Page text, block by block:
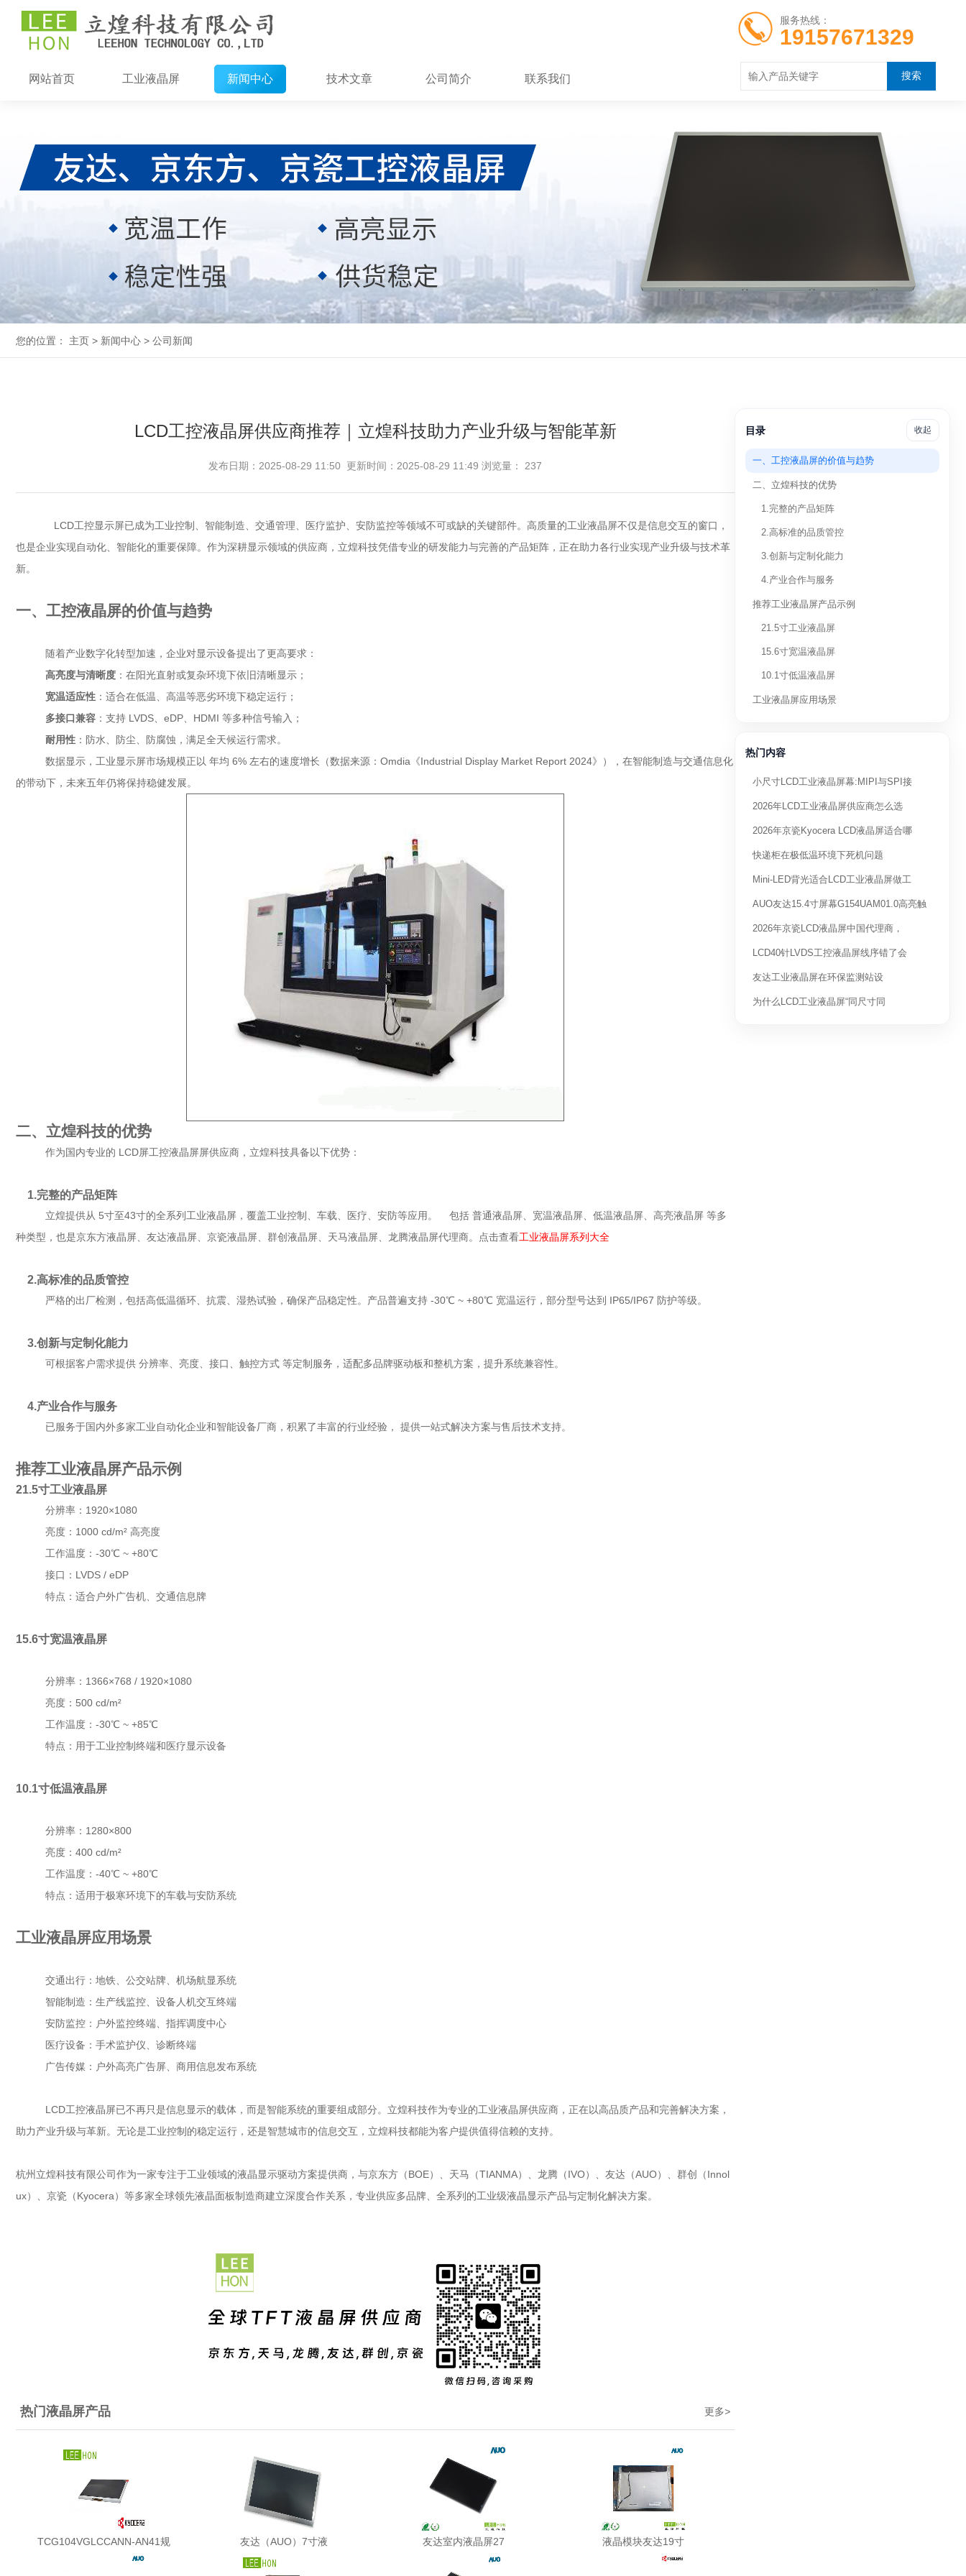
服务热线：
19157671329
网站首页 工业液晶屏 新闻中心 技术文章 公司简介 联系我们
您的位置： 主页 > 新闻中心 > 公司新闻
LCD工控液晶屏供应商推荐｜立煌科技助力产业升级与智能革新
发布日期：2025-08-29 11:50 更新时间：2025-08-29 11:49 浏览量： 237
LCD工控显示屏已成为工业控制、智能制造、交通管理、医疗监护、安防监控等领域不可或缺的关键部件。高质量的工业液晶屏不仅是信息交互的窗口，
也是企业实现自动化、智能化的重要保障。作为深耕显示领域的供应商， 立煌科技凭借专业的研发能力与完善的产品矩阵，正在助力各行业实现产业升级与技术革
新。
一、工控液晶屏的价值与趋势
随着产业数字化转型加速，企业对显示设备提出了更高要求：
高亮度与清晰度 ：在阳光直射或复杂环境下依旧清晰显示；
宽温适应性 ：适合在低温、高温等恶劣环境下稳定运行；
多接口兼容 ：支持 LVDS、eDP、HDMI 等多种信号输入；
耐用性 ：防水、防尘、防腐蚀，满足全天候运行需求。
数据显示，工业显示屏市场规模正以 年均 6% 左右的速度增长（数据来源：Omdia《Industrial Display Market Report 2024》），在智能制造与交通信息化
的带动下，未来五年仍将保持稳健发展。
二、立煌科技的优势
作为国内专业的 LCD屏工控液晶屏屏供应商，立煌科技具备以下优势：
1.完整的产品矩阵
立煌提供从 5寸至43寸的全系列工业液晶屏，覆盖工业控制、车载、医疗、安防等应用。 包括 普通液晶屏、 宽温液晶屏、 低温液晶屏、 高亮液晶屏 等多
种类型，也是京东方液晶屏、 友达液晶屏、 京瓷液晶屏、群创液晶屏、天马液晶屏、 龙腾液晶屏代理商。点击查看工业液晶屏系列大全
2.高标准的品质管控
严格的出厂检测，包括高低温循环、抗震、湿热试验，确保产品稳定性。产品普遍支持 -30℃ ~ +80℃ 宽温运行，部分型号达到 IP65/IP67 防护等级。
3.创新与定制化能力
可根据客户需求提供 分辨率、亮度、接口、触控方式 等定制服务，适配多品牌驱动板和整机方案，提升系统兼容性。
4.产业合作与服务
已服务于国内外多家工业自动化企业和智能设备厂商，积累了丰富的行业经验， 提供一站式解决方案与售后技术支持。
推荐工业液晶屏产品示例
21.5寸工业液晶屏
分辨率：1920×1080
亮度：1000 cd/m² 高亮度
工作温度：-30℃ ~ +80℃
接口：LVDS / eDP
特点：适合户外广告机、交通信息牌
15.6寸宽温液晶屏
分辨率：1366×768 / 1920×1080
亮度：500 cd/m²
工作温度：-30℃ ~ +85℃
特点：用于工业控制终端和医疗显示设备
10.1寸低温液晶屏
分辨率：1280×800
亮度：400 cd/m²
工作温度：-40℃ ~ +80℃
特点：适用于极寒环境下的车载与安防系统
工业液晶屏应用场景
交通出行：地铁、公交站牌、机场航显系统
智能制造：生产线监控、设备人机交互终端
安防监控：户外监控终端、指挥调度中心
医疗设备：手术监护仪、诊断终端
广告传媒：户外高亮广告屏、商用信息发布系统
LCD工控液晶屏已不再只是信息显示的载体，而是智能系统的重要组成部分。立煌科技作为专业的工业液晶屏供应商，正在以高品质产品和完善解决方案，
助力产业升级与革新。无论是工业控制的稳定运行，还是智慧城市的信息交互，立煌科技都能为客户提供值得信赖的支持。
杭州立煌科技有限公司作为一家专注于工业领域的液晶显示驱动方案提供商，与京东方（BOE）、天马（TIANMA）、龙腾（IVO）、友达（AUO）、群创（Innol
ux）、京瓷（Kyocera）等多家全球领先液晶面板制造商建立深度合作关系，专业供应多品牌、全系列的工业级液晶显示产品与定制化解决方案。
更多>
热门液晶屏产品
TCG104VGLCCANN-AN41规 友达（AUO）7寸液 友达室内液晶屏27 液晶模块友达19寸
目录 收起
一、工控液晶屏的价值与趋势
二、立煌科技的优势
1.完整的产品矩阵
2.高标准的品质管控
3.创新与定制化能力
4.产业合作与服务
推荐工业液晶屏产品示例
21.5寸工业液晶屏
15.6寸宽温液晶屏
10.1寸低温液晶屏
工业液晶屏应用场景
热门内容
小尺寸LCD工业液晶屏幕:MIPI与SPI接
2026年LCD工业液晶屏供应商怎么选
2026年京瓷Kyocera LCD液晶屏适合哪
快递柜在极低温环境下死机问题
Mini-LED背光适合LCD工业液晶屏做工
AUO友达15.4寸屏幕G154UAM01.0高亮触
2026年京瓷LCD液晶屏中国代理商，
LCD40针LVDS工控液晶屏线序错了会
友达工业液晶屏在环保监测站设
为什么LCD工业液晶屏“同尺寸同